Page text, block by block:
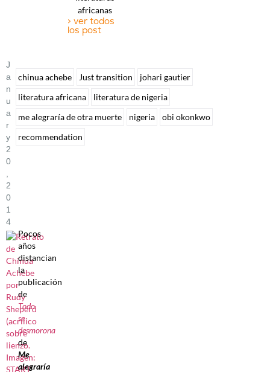
africanas
> ver todos
los post
J
A
N
U
A
R
Y
2
0
2
0
1
4
Pocos
años
distancian
la
publicación
de
Todo
se
desmorona
de
Me
alegraría
chinua achebe Just transition
johari gautier
literatura africana
literatura de nigeria
me alegraría de otra muerte
nigeria
obi okonkwo
recommendation